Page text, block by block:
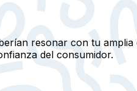
resonar con tu
del consumidor.